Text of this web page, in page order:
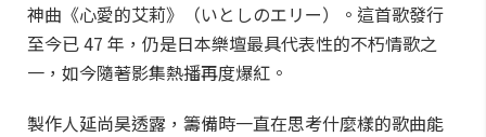
神曲《心愛的艾莉》（いとしのエリー）。這首歌發行
至今已 47 年，仍是日本樂壇最具代表性的不朽情歌之
一，如今隨著影集熱播再度爆紅。
製作人延尚昊透露，籌備時一直在思考什麼樣的歌曲能